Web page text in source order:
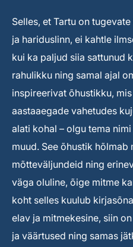
Selles, et Tartu on
ja hariduslinn, ei kahtle
kui ka paljud siia sattunud
rahulikku ning samal ajal
inspireerivat õhustikku,
aastaaegade vahetudes
alati kohal – olgu tema
muud. See õhustik hõlmab
mõtteväljundeid ning
väga oluline, õige mitme
koht selles kuulub
elav ja mitmekesine, siin
ja väärtused ning samas